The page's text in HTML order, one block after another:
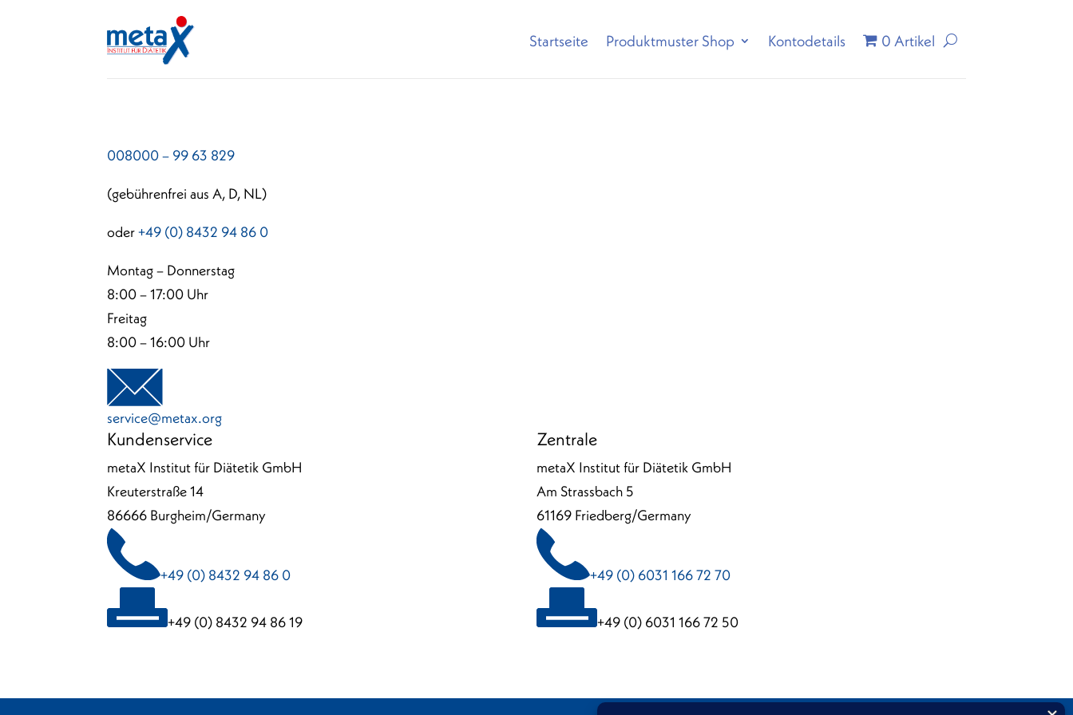
Startseite Produktmuster Shop Kontodetails 0 Artikel
008000 – 99 63 829
(gebührenfrei aus A, D, NL)
oder+49 (0) 8432 94 86 0
Montag – Donnerstag
8:00 – 17:00 Uhr
Freitag
8:00 – 16:00 Uhr
service@metax.org
Kundenservice
metaX Institut für Diätetik GmbH
Kreuterstraße 14
86666 Burgheim/Germany
+49 (0) 8432 94 86 0
+49 (0) 8432 94 86 19
Zentrale
metaX Institut für Diätetik GmbH
Am Strassbach 5
61169 Friedberg/Germany
+49 (0) 6031 166 72 70
+49 (0) 6031 166 72 50